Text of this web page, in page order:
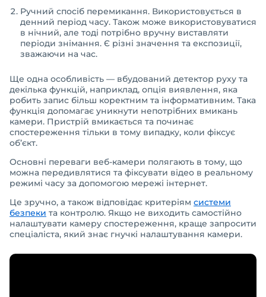
Ручний спосіб перемикання. Використовується в
денний період часу. Також може використовуватися
в нічний, але тоді потрібно вручну виставляти
періоди знімання. Є різні значення та експозиції,
зважаючи на час.
Ще одна особливість — вбудований детектор руху та
декілька функцій, наприклад, опція виявлення, яка
робить запис більш коректним та інформативним. Така
функція допомагає уникнути непотрібних вмикань
камери. Пристрій вмикається та починає
спостереження тільки в тому випадку, коли фіксує
об’єкт.
Основні переваги веб-камери полягають в тому, що
можна передивлятися та фіксувати відео в реальному
режимі часу за допомогою мережі інтернет.
Це зручно, а також відповідає критеріям системи
безпеки та контролю. Якщо не виходить самостійно
налаштувати камеру спостереження, краще запросити
спеціаліста, який знає гнучкі налаштування камери.